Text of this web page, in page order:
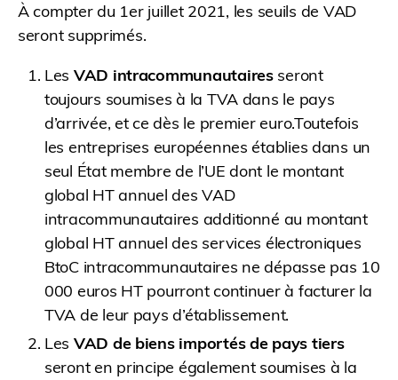
À compter du 1er juillet 2021, les seuils de VAD
seront supprimés.
Les VAD intracommunautairesseront
toujours soumises à la TVA dans le pays
d’arrivée, et ce dès le premier euro.Toutefois
les entreprises européennes établies dans un
seul État membre de l’UE dont le montant
global HT annuel des VAD
intracommunautaires additionné au montant
global HT annuel des services électroniques
BtoC intracommunautaires ne dépasse pas 10
000 euros HT pourront continuer à facturer la
TVA de leur pays d’établissement.
Les VAD de biens importés de pays tiers
seront en principe également soumises à la